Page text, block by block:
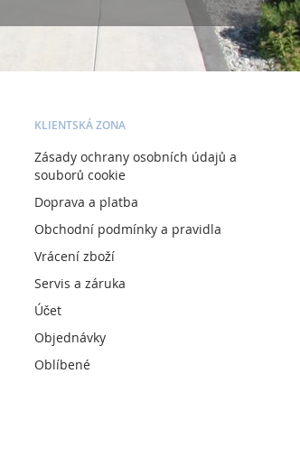
KLIENTSKÁ ZONA
Zásady ochrany osobních údajů a
souborů cookie
Doprava a platba
Obchodní podmínky a pravidla
Vrácení zboží
Servis a záruka
Účet
Objednávky
Oblíbené